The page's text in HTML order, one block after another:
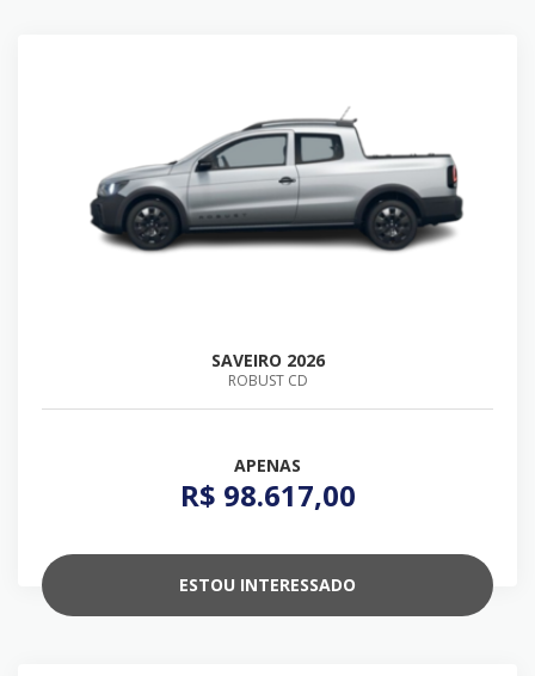
SAVEIRO 2026
ROBUST CD
APENAS
R$ 98.617,00
ESTOU INTERESSADO